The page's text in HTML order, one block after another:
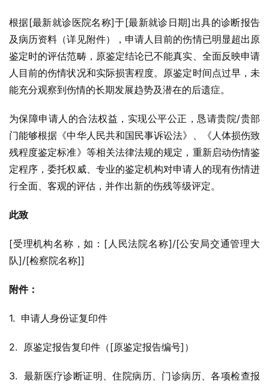
根据[最新就诊医院名称]于[最新就诊日期]出具的诊断报告
及病历资料（详见附件），申请人目前的伤情已明显超出原
鉴定时的评估范畴，原鉴定结论已不能真实、全面反映申请
人目前的伤情状况和实际损害程度。原鉴定时间点过早，未
能充分观察到伤情的长期发展趋势及潜在的后遗症。
为保障申请人的合法权益，实现公平公正，恳请贵院/贵部
门能够根据《中华人民共和国民事诉讼法》、《人体损伤致
残程度鉴定标准》等相关法律法规的规定，重新启动伤情鉴
定程序，委托权威、专业的鉴定机构对申请人的现有伤情进
行全面、客观的评估，并作出新的伤残等级评定。
此致
[受理机构名称，如：[人民法院名称]/[公安局交通管理大
队]/[检察院名称]]
附件：
1.  申请人身份证复印件
2.  原鉴定报告复印件（[原鉴定报告编号]）
3.  最新医疗诊断证明、住院病历、门诊病历、各项检查报